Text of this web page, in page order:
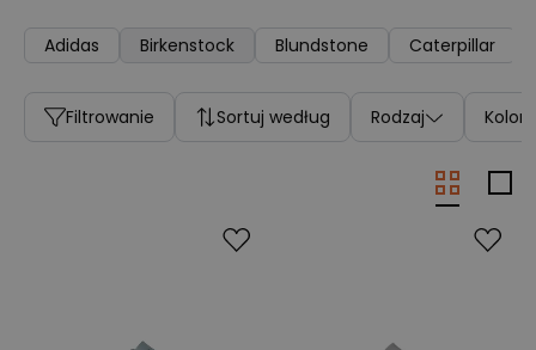
Adidas Birkenstock Blundstone Caterpillar
Filtrowanie Sortuj według Rodzaj Kolor